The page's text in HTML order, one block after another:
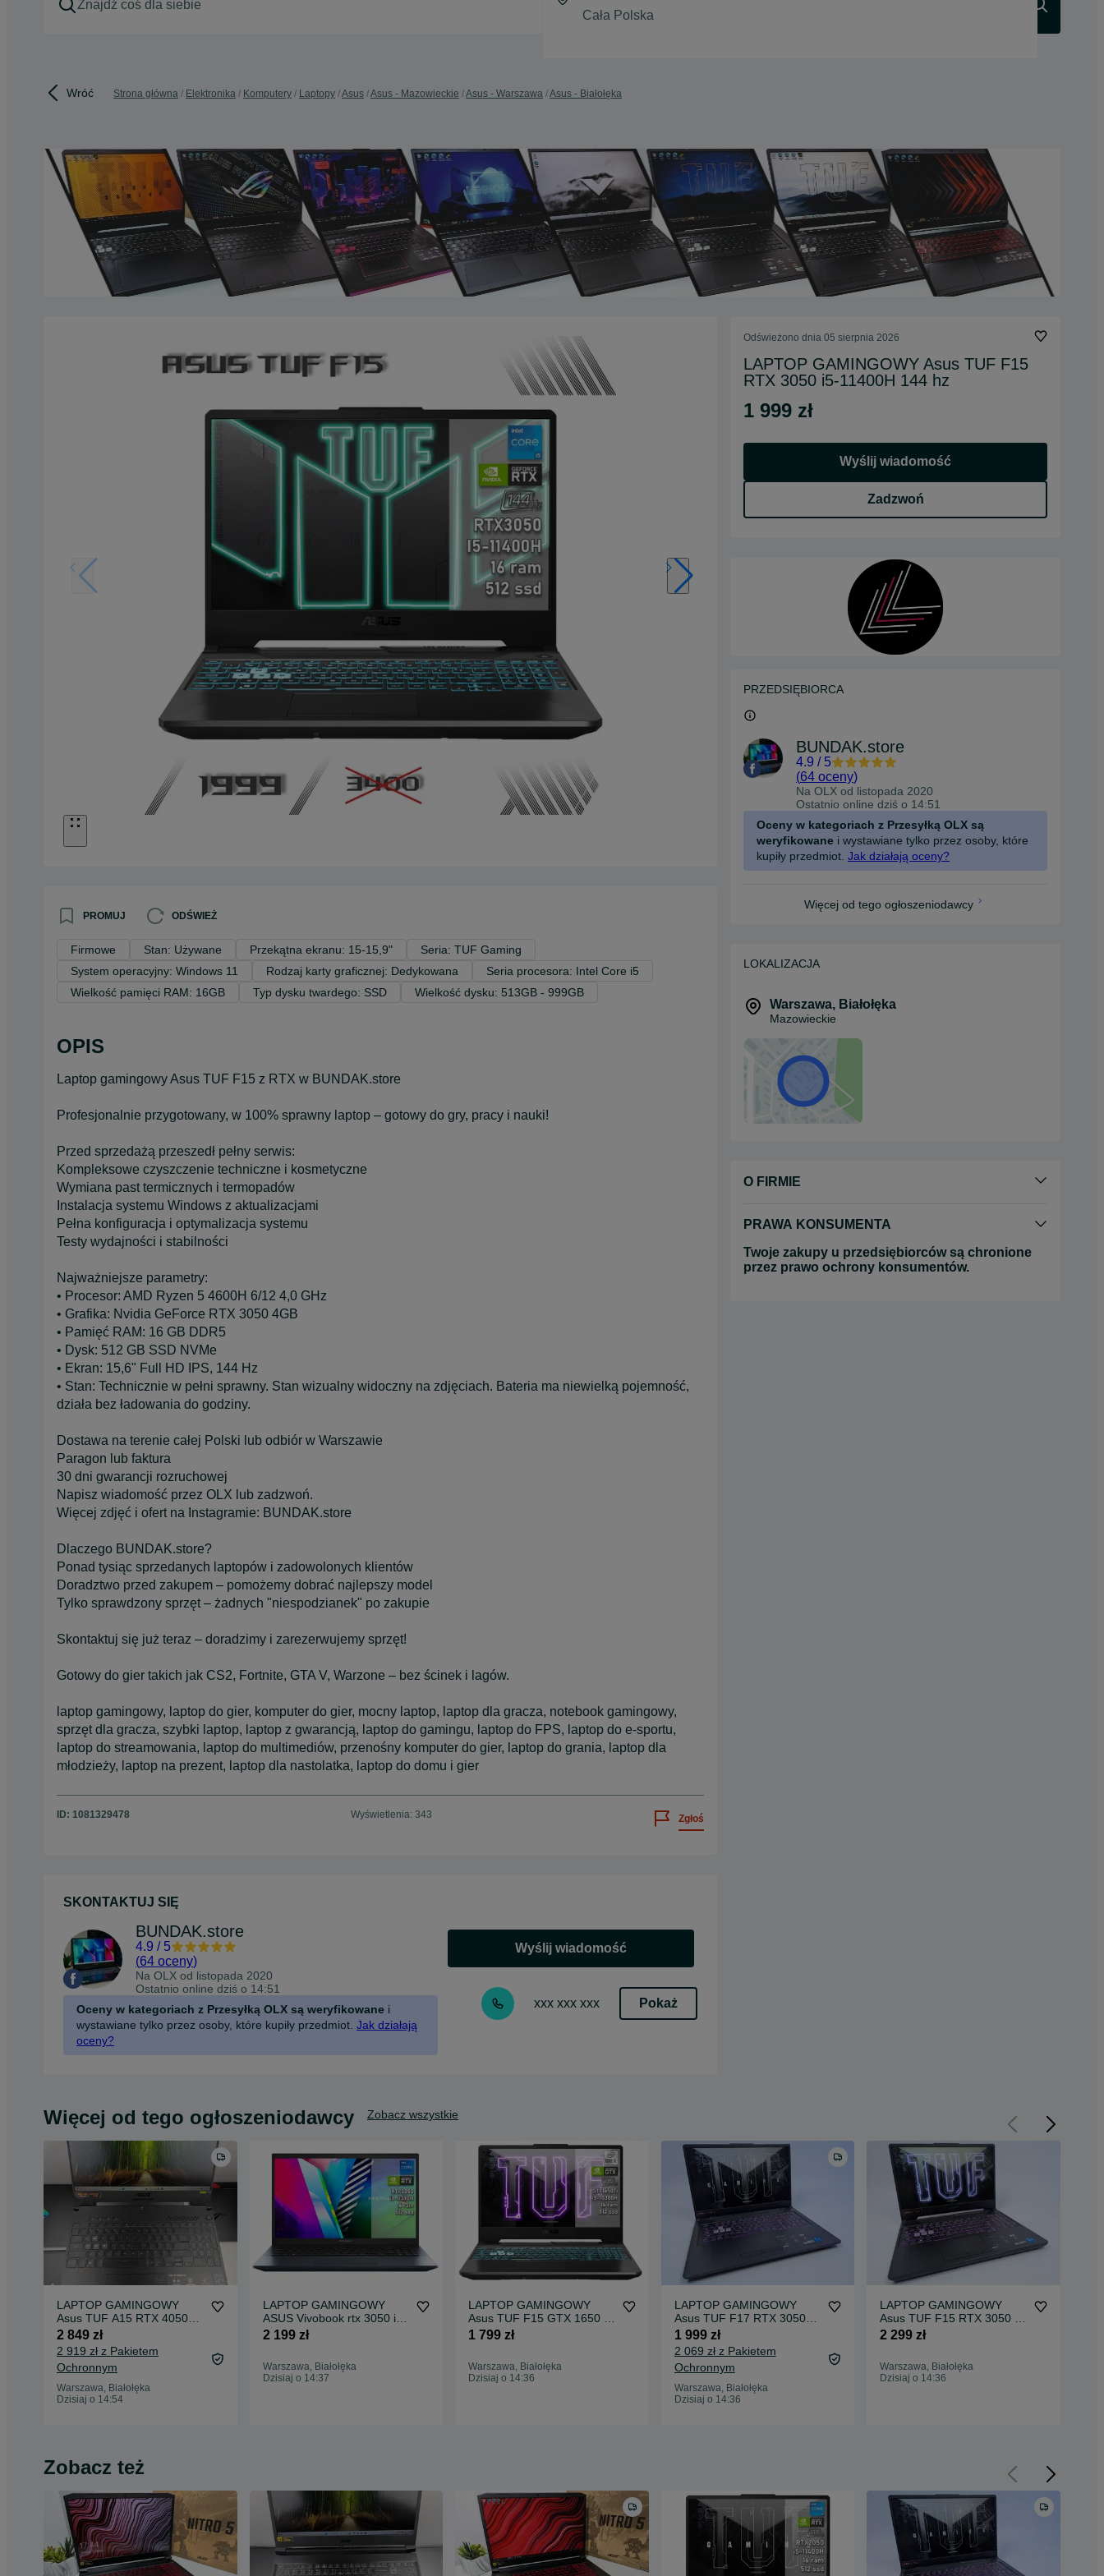
Wróć Strona główna Elektronika Komputery Laptopy Asus Asus - Mazowieckie Asus - Warszawa Asus - Białołęka
PROMUJ ODŚWIEŻ
Firmowe Stan: Używane Przekątna ekranu: 15-15,9"
Seria: TUF Gaming
System operacyjny: Windows 11
Rodzaj karty graficznej: Dedykowana
Seria procesora: Intel Core i5
Wielkość pamięci RAM: 16GB
Typ dysku twardego: SSD Wielkość dysku: 513GB - 999GB
OPIS
Laptop gamingowy Asus TUF F15 z RTX w BUNDAK.store
Profesjonalnie przygotowany, w 100% sprawny laptop – gotowy do gry, pracy i nauki!
Przed sprzedażą przeszedł pełny serwis:
Kompleksowe czyszczenie techniczne i kosmetyczne
Wymiana past termicznych i termopadów
Instalacja systemu Windows z aktualizacjami
Pełna konfiguracja i optymalizacja systemu
Testy wydajności i stabilności
Najważniejsze parametry:
• Procesor: AMD Ryzen 5 4600H 6/12 4,0 GHz
• Grafika: Nvidia GeForce RTX 3050 4GB
• Pamięć RAM: 16 GB DDR5
• Dysk: 512 GB SSD NVMe
• Ekran: 15,6" Full HD IPS, 144 Hz
• Stan: Technicznie w pełni sprawny. Stan wizualny widoczny na zdjęciach. Bateria ma niewielką pojemność,
działa bez ładowania do godziny.
Dostawa na terenie całej Polski lub odbiór w Warszawie
Paragon lub faktura
30 dni gwarancji rozruchowej
Napisz wiadomość przez OLX lub zadzwoń.
Więcej zdjęć i ofert na Instagramie: BUNDAK.store
Dlaczego BUNDAK.store?
Ponad tysiąc sprzedanych laptopów i zadowolonych klientów
Doradztwo przed zakupem – pomożemy dobrać najlepszy model
Tylko sprawdzony sprzęt – żadnych "niespodzianek" po zakupie
Skontaktuj się już teraz – doradzimy i zarezerwujemy sprzęt!
Gotowy do gier takich jak CS2, Fortnite, GTA V, Warzone – bez ścinek i lagów.
laptop gamingowy, laptop do gier, komputer do gier, mocny laptop, laptop dla gracza, notebook gamingowy,
sprzęt dla gracza, szybki laptop, laptop z gwarancją, laptop do gamingu, laptop do FPS, laptop do e-sportu,
laptop do streamowania, laptop do multimediów, przenośny komputer do gier, laptop do grania, laptop dla
młodzieży, laptop na prezent, laptop dla nastolatka, laptop do domu i gier
ID: 1081329478 Wyświetlenia: 343 Zgłoś
SKONTAKTUJ SIĘ
BUNDAK.store
4.9 / 5
(64 oceny)
Na OLX od listopada 2020
Ostatnio online dziś o 14:51
Oceny w kategoriach z Przesyłką OLX są weryfikowane i
wystawiane tylko przez osoby, które kupiły przedmiot. Jak działają
oceny?
Wyślij wiadomość
xxx xxx xxx Pokaż
Odświeżono dnia 05 sierpnia 2026
LAPTOP GAMINGOWY Asus TUF F15
RTX 3050 i5-11400H 144 hz
1 999 zł
Wyślij wiadomość
Zadzwoń
PRZEDSIĘBIORCA
BUNDAK.store
4.9 / 5
(64 oceny)
Na OLX od listopada 2020
Ostatnio online dziś o 14:51
Oceny w kategoriach z Przesyłką OLX są
weryfikowane i wystawiane tylko przez osoby, które
kupiły przedmiot. Jak działają oceny?
Więcej od tego ogłoszeniodawcy
LOKALIZACJA
Warszawa, Białołęka
Mazowieckie
O FIRMIE
PRAWA KONSUMENTA
Twoje zakupy u przedsiębiorców są chronione
przez prawo ochrony konsumentów.
Więcej od tego ogłoszeniodawcy Zobacz wszystkie
LAPTOP GAMINGOWY
Asus TUF A15 RTX 4050
Ryzen 5 7535HS 144 hz
2 849 zł
2 919 zł z Pakietem
Ochronnym
Warszawa, Białołęka
Dzisiaj o 14:54
LAPTOP GAMINGOWY
ASUS Vivobook rtx 3050 i7-
11370h 16ram 512ssd
2 199 zł
Warszawa, Białołęka
Dzisiaj o 14:37
LAPTOP GAMINGOWY
Asus TUF F15 GTX 1650 Ti
i5-10300H 144 hz
1 799 zł
Warszawa, Białołęka
Dzisiaj o 14:36
LAPTOP GAMINGOWY
Asus TUF F17 RTX 3050
i5-11400H 144 hz komputer
1 999 zł
2 069 zł z Pakietem
Ochronnym
Warszawa, Białołęka
Dzisiaj o 14:36
LAPTOP GAMINGOWY
Asus TUF F15 RTX 3050 Ti
Intel i5-11400H 144 hz
2 299 zł
Warszawa, Białołęka
Dzisiaj o 14:36
Zobacz też